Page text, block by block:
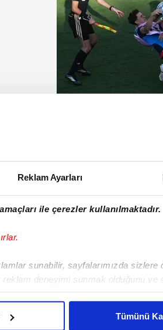
Reklam Ayarları
ile çerezler kullanılmaktadır.
sunabilir, sayfalarımızda sizlere
deneyimi sunmak olduğunu ve
Tümünü
Arjantin Dünya